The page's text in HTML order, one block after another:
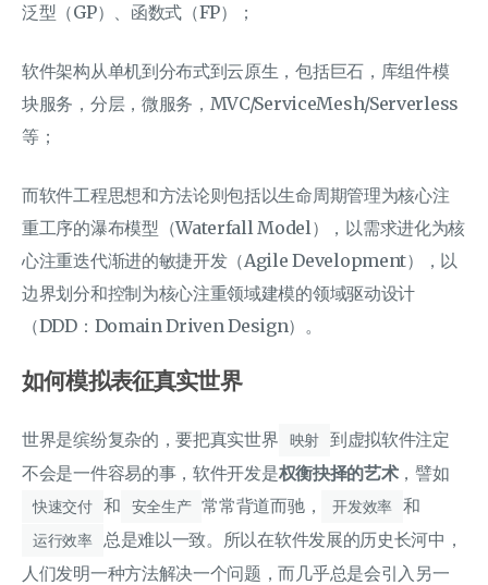
泛型（GP）、函数式（FP）；
软件架构从单机到分布式到云原生，包括巨石，库组件模
块服务，分层，微服务，MVC/ServiceMesh/Serverless
等；
而软件工程思想和方法论则包括以生命周期管理为核心注
重工序的瀑布模型（Waterfall Model），以需求进化为核
心注重迭代渐进的敏捷开发（Agile Development），以
边界划分和控制为核心注重领域建模的领域驱动设计
（DDD：Domain Driven Design）。
如何模拟表征真实世界
世界是缤纷复杂的，要把真实世界 映射
到虚拟软件注定
不会是一件容易的事，软件开发是权衡抉择的艺术，譬如
快速交付 和 安全生产 常常背道而驰， 开发效率 和
运行效率
总是难以一致。所以在软件发展的历史长河中，
人们发明一种方法解决一个问题，而几乎总是会引入另一